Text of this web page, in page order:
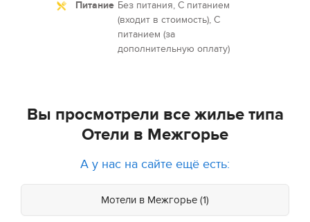
Питание Без питания, С питанием
(входит в стоимость), С
питанием (за
дополнительную оплату)
Вы просмотрели все жилье типа
Отели в Межгорье
А у нас на сайте ещё есть:
Мотели в Межгорье (1)